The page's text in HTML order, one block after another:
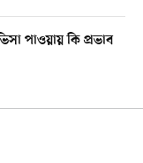
পাওয়ায় কি প্রভাব
রকেট